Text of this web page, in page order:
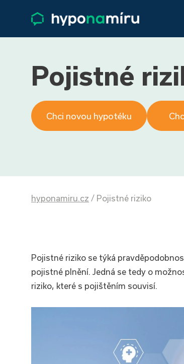
Pojistné
Chci novou hypotéku
hyponamiru.cz / Pojistné riziko
Pojistné riziko se týká
pojistné plnění. Jedná se tedy o
riziko, které s pojištěním souvisí.